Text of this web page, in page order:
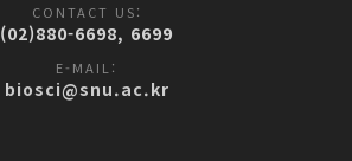
CONTACT US:
(02)880-6698, 6699
E-MAIL:
biosci@snu.ac.kr